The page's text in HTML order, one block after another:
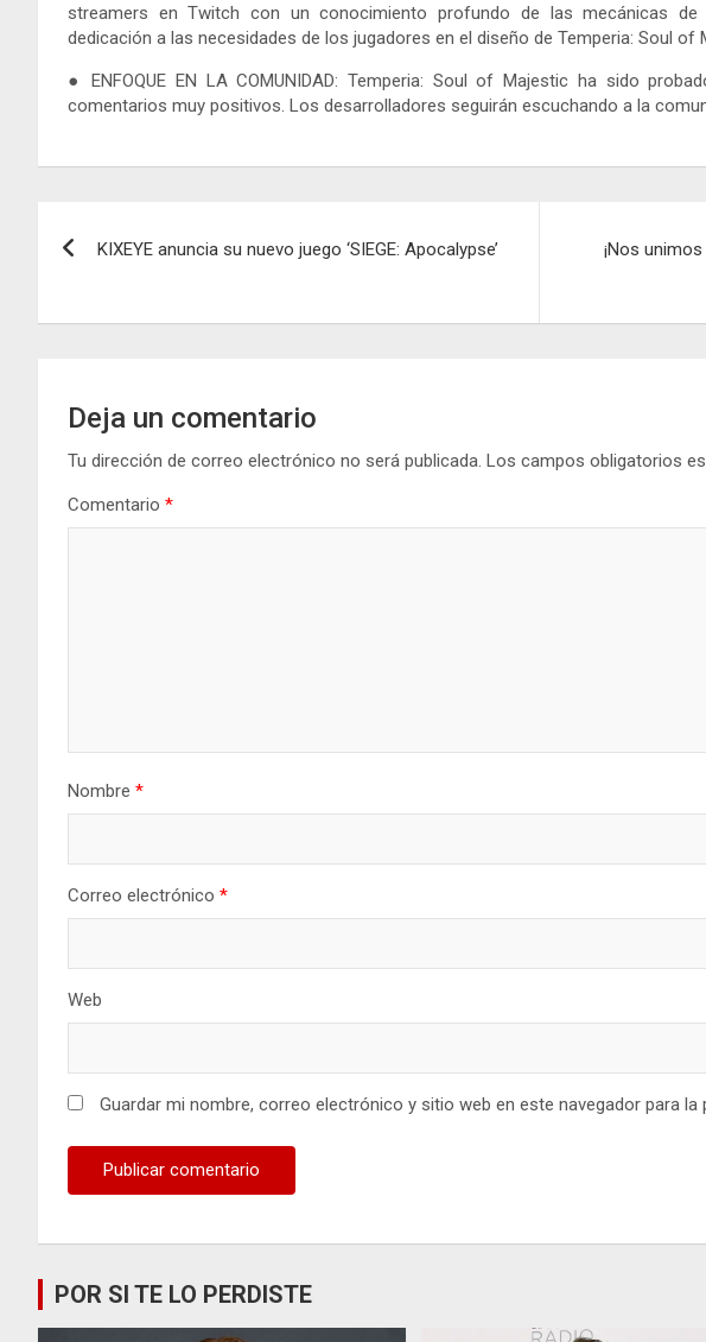
streamers en Twitch con un conocimiento profundo de las mecánicas de
dedicación a las necesidades de los jugadores en el diseño de Temperia: Soul of
● ENFOQUE EN LA COMUNIDAD: Temperia: Soul of Majestic ha sido
comentarios muy positivos. Los desarrolladores seguirán escuchando a la
entradas
KIXEYE anuncia su nuevo juego ‘SIEGE: Apocalypse’
¡Nos
Deja un comentario
Tu dirección de correo electrónico no será publicada. Los campos obligatorios
Comentario *
Nombre *
Correo electrónico *
Web
Guardar mi nombre, correo electrónico y sitio web en este navegador para
POR SI TE LO PERDISTE